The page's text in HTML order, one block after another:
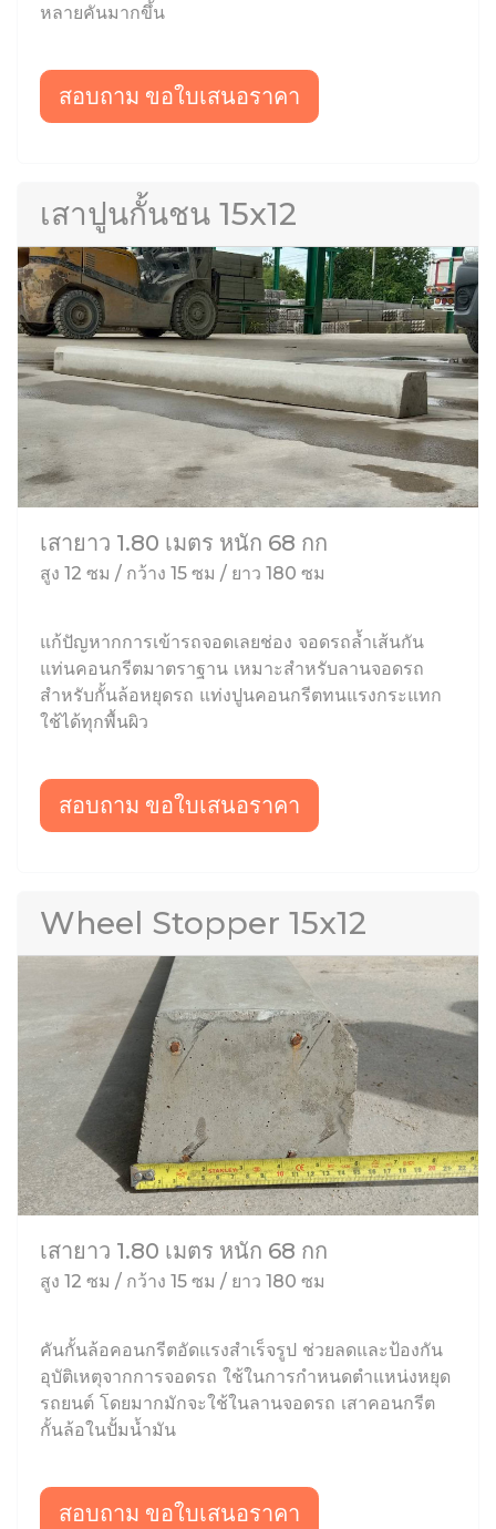
หลายคันมากขึ้น
สอบถาม ขอใบเสนอราคา
เสาปูนกั้นชน 15x12
เสายาว 1.80 เมตร หนัก 68 กก
สูง 12 ซม / กว้าง 15 ซม / ยาว 180 ซม
แก้ปัญหากการเข้ารถจอดเลยช่อง จอดรถล้ำเส้นกัน
แท่นคอนกรีตมาตราฐาน เหมาะสำหรับลานจอดรถ
สำหรับกั้นล้อหยุดรถ แท่งปูนคอนกรีตทนแรงกระแทก
ใช้ได้ทุกพื้นผิว
สอบถาม ขอใบเสนอราคา
Wheel Stopper 15x12
เสายาว 1.80 เมตร หนัก 68 กก
สูง 12 ซม / กว้าง 15 ซม / ยาว 180 ซม
คันกั้นล้อคอนกรีตอัดแรงสำเร็จรูป ช่วยลดและป้องกัน
อุบัติเหตุจากการจอดรถ ใช้ในการกำหนดตำแหน่งหยุด
รถยนต์ โดยมากมักจะใช้ในลานจอดรถ เสาคอนกรีต
กั้นล้อในปั้มน้ำมัน
สอบถาม ขอใบเสนอราคา